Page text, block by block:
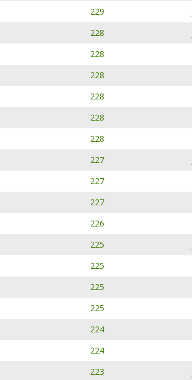
229
228
228
228
228
228
228
227
227
227
226
225
225
225
225
224
224
223